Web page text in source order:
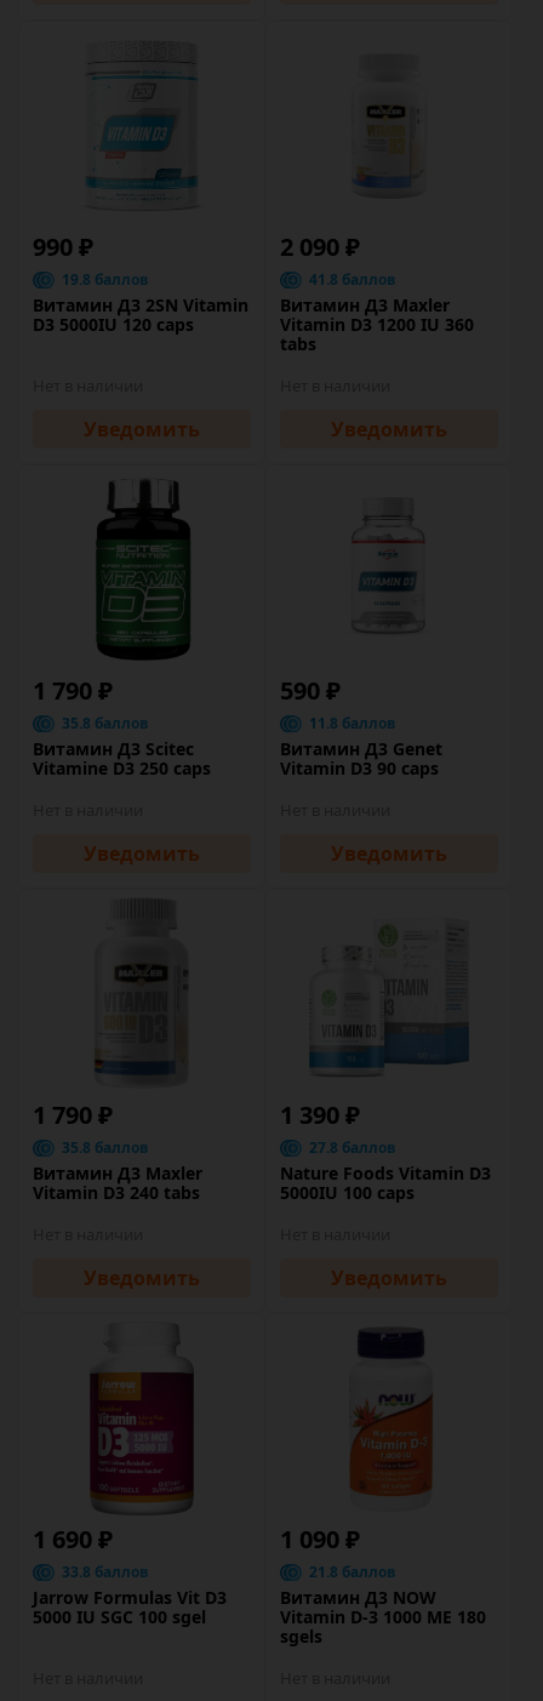
990 ₽
19.8 баллов
Витамин Д3 2SN Vitamin
D3 5000IU 120 caps
Уведомить
2 090 ₽
41.8 баллов
Витамин Д3 Maxler
Vitamin D3 1200 IU 360
tabs
Уведомить
1 790 ₽
35.8 баллов
Витамин Д3 Scitec
Vitamine D3 250 caps
Уведомить
590 ₽
11.8 баллов
Витамин Д3 Genet
Vitamin D3 90 caps
Уведомить
1 790 ₽
35.8 баллов
Витамин Д3 Maxler
Vitamin D3 240 tabs
Уведомить
1 390 ₽
27.8 баллов
Nature Foods Vitamin D3
5000IU 100 caps
Уведомить
1 690 ₽
33.8 баллов
Jarrow Formulas Vit D3
5000 IU SGC 100 sgel
1 090 ₽
21.8 баллов
Витамин Д3 NOW
Vitamin D-3 1000 ME 180
sgels